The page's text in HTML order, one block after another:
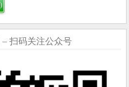
扫码关注公众号